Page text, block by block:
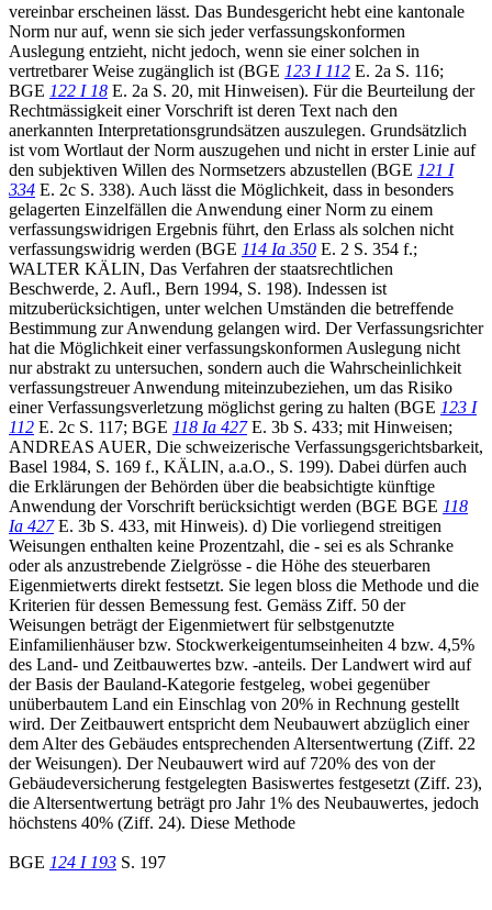
vereinbar erscheinen lässt. Das Bundesgericht hebt eine kantonale
Norm nur auf, wenn sie sich jeder verfassungskonformen
Auslegung entzieht, nicht jedoch, wenn sie einer solchen in
vertretbarer Weise zugänglich ist (BGE 123 I 112 E. 2a S. 116;
BGE 122 I 18 E. 2a S. 20, mit Hinweisen). Für die Beurteilung der
Rechtmässigkeit einer Vorschrift ist deren Text nach den
anerkannten Interpretationsgrundsätzen auszulegen. Grundsätzlich
ist vom Wortlaut der Norm auszugehen und nicht in erster Linie auf
den subjektiven Willen des Normsetzers abzustellen (BGE 121 I
334 E. 2c S. 338). Auch lässt die Möglichkeit, dass in besonders
gelagerten Einzelfällen die Anwendung einer Norm zu einem
verfassungswidrigen Ergebnis führt, den Erlass als solchen nicht
verfassungswidrig werden (BGE 114 Ia 350 E. 2 S. 354 f.;
WALTER KÄLIN, Das Verfahren der staatsrechtlichen
Beschwerde, 2. Aufl., Bern 1994, S. 198). Indessen ist
mitzuberücksichtigen, unter welchen Umständen die betreffende
Bestimmung zur Anwendung gelangen wird. Der Verfassungsrichter
hat die Möglichkeit einer verfassungskonformen Auslegung nicht
nur abstrakt zu untersuchen, sondern auch die Wahrscheinlichkeit
verfassungstreuer Anwendung miteinzubeziehen, um das Risiko
einer Verfassungsverletzung möglichst gering zu halten (BGE 123 I
112 E. 2c S. 117; BGE 118 Ia 427E. 3b S. 433; mit Hinweisen;
ANDREAS AUER, Die schweizerische Verfassungsgerichtsbarkeit,
Basel 1984, S. 169 f., KÄLIN, a.a.O., S. 199). Dabei dürfen auch
die Erklärungen der Behörden über die beabsichtigte künftige
Anwendung der Vorschrift berücksichtigt werden (BGE BGE 118
Ia 427E. 3b S. 433, mit Hinweis). d) Die vorliegend streitigen
Weisungen enthalten keine Prozentzahl, die - sei es als Schranke
oder als anzustrebende Zielgrösse - die Höhe des steuerbaren
Eigenmietwerts direkt festsetzt. Sie legen bloss die Methode und die
Kriterien für dessen Bemessung fest. Gemäss Ziff. 50 der
Weisungen beträgt der Eigenmietwert für selbstgenutzte
Einfamilienhäuser bzw. Stockwerkeigentumseinheiten 4 bzw. 4,5%
des Land- und Zeitbauwertes bzw. -anteils. Der Landwert wird auf
der Basis der Bauland-Kategorie festgeleg, wobei gegenüber
unüberbautem Land ein Einschlag von 20% in Rechnung gestellt
wird. Der Zeitbauwert entspricht dem Neubauwert abzüglich einer
dem Alter des Gebäudes entsprechenden Altersentwertung (Ziff. 22
der Weisungen). Der Neubauwert wird auf 720% des von der
Gebäudeversicherung festgelegten Basiswertes festgesetzt (Ziff. 23),
die Altersentwertung beträgt pro Jahr 1% des Neubauwertes, jedoch
höchstens 40% (Ziff. 24). Diese Methode
BGE 124 I 193 S. 197